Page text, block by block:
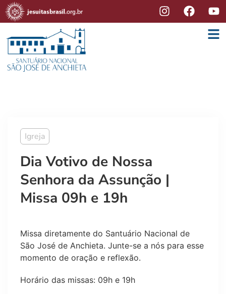
Igreja
Dia Votivo de Nossa
Senhora da Assunção |
Missa 09h e 19h
Missa diretamente do Santuário Nacional de
São José de Anchieta. Junte-se a nós para esse
momento de oração e reflexão.
Horário das missas: 09h e 19h